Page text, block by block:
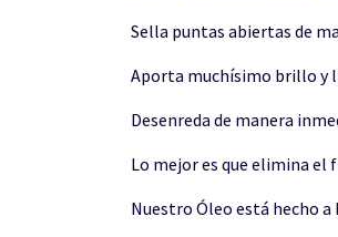
Sella puntas abiertas de
Aporta muchísimo brillo y
Desenreda de manera
Lo mejor es que elimina
Nuestro Óleo está hecho a